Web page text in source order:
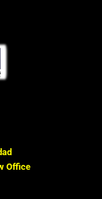
Office